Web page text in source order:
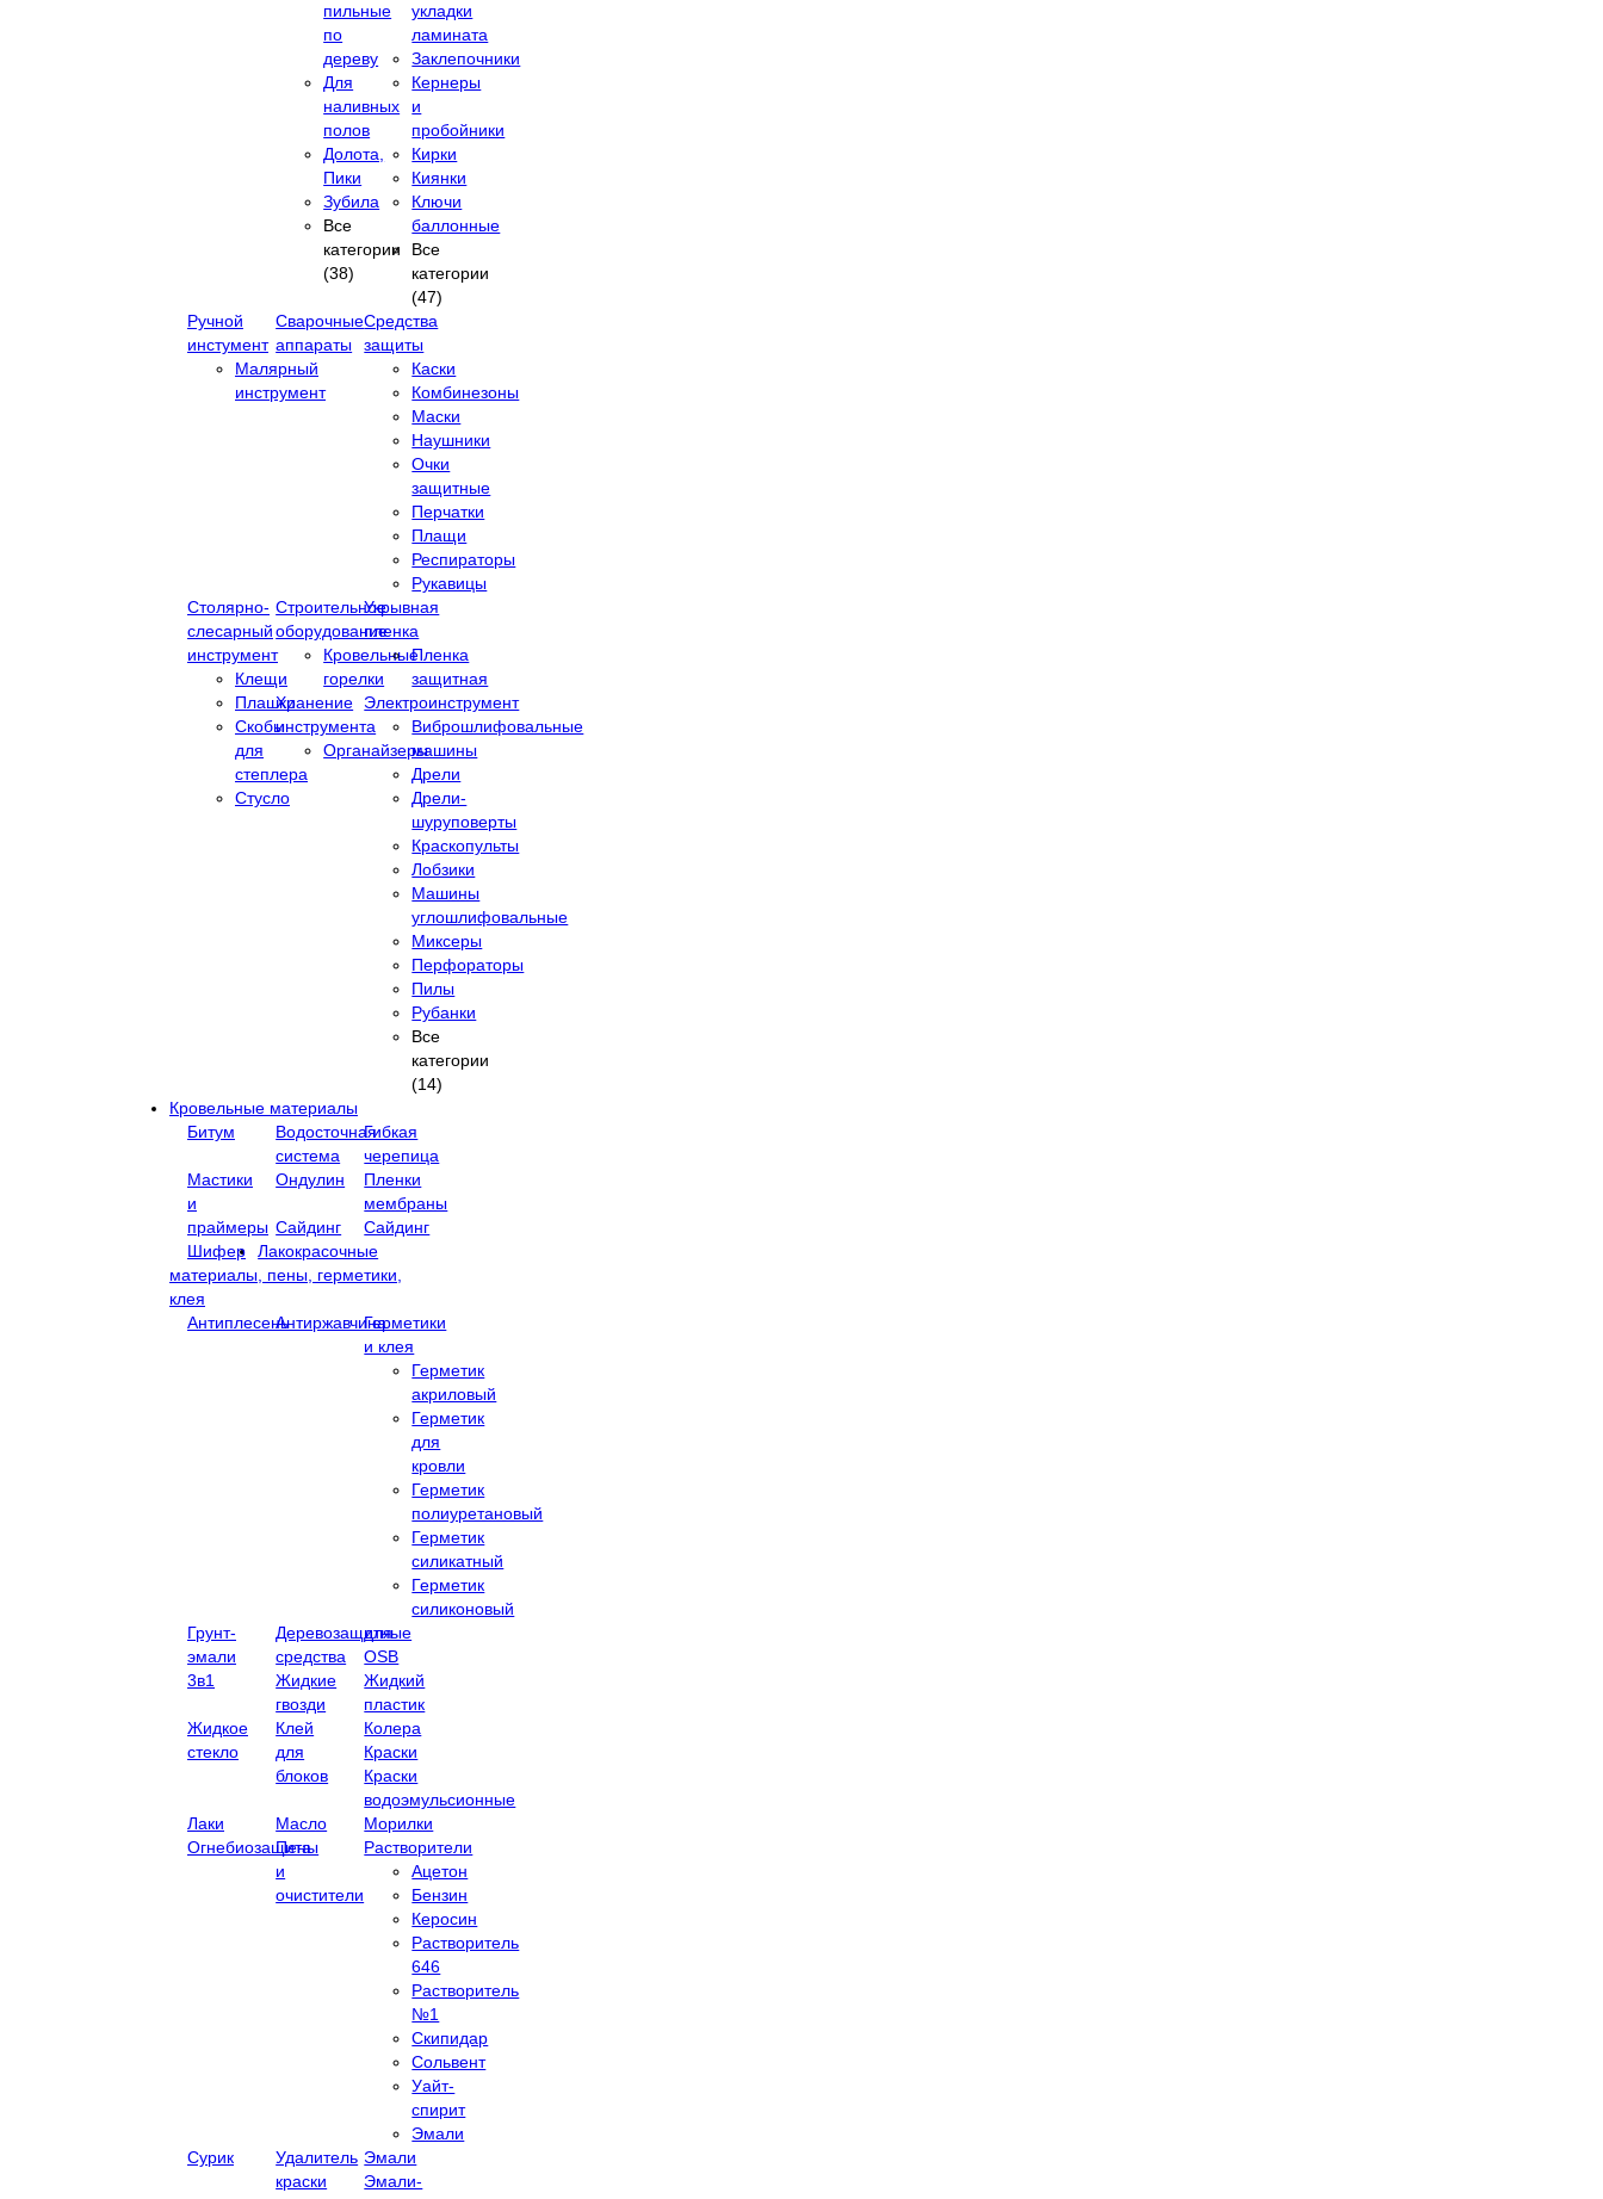
пильные
по
дереву
Для
наливных
полов
Долота,
Пики
Зубила
Все
категории
(38)
укладки
ламината
Заклепочники
Кернеры
и
пробойники
Кирки
Киянки
Ключи
баллонные
Все
категории
(47)
Ручной
инстумент
Малярный
инструмент
Сварочные
аппараты
Средства
защиты
Каски
Комбинезоны
Маски
Наушники
Очки
защитные
Перчатки
Плащи
Респираторы
Рукавицы
Столярно-
слесарный
инструмент
Клещи
Плашки
Скобы
для
степлера
Стусло
Строительное
оборудование
Кровельные
горелки
Укрывная
пленка
Пленка
защитная
Хранение
инструмента
Органайзеры
Электроинструмент
Виброшлифовальные
машины
Дрели
Дрели-
шуруповерты
Краскопульты
Лобзики
Машины
углошлифовальные
Миксеры
Перфораторы
Пилы
Рубанки
Все
категории
(14)
Кровельные материалы
Битум
Водосточная
система
Гибкая
черепица
Мастики
и
праймеры
Ондулин
Пленки
мембраны
Сайдинг
Сайдинг
Шифер
Лакокрасочные
материалы, пены, герметики,
клея
АнтиплесеньАнтиржавчинаГерметики
и клея
Герметик
акриловый
Герметик
для
кровли
Герметик
полиуретановый
Герметик
силикатный
Герметик
силиконовый
Грунт-
эмали
3в1
Деревозащитные
средства
для
OSB
Жидкие
гвозди
Жидкий
пластик
Жидкое
стекло
Клей
для
блоков
Колера
Краски
Краски
водоэмульсионные
Лаки
Масло
Морилки
Огнебиозащита
Пены
и
очистители
Растворители
Ацетон
Бензин
Керосин
Растворитель
646
Растворитель
№1
Скипидар
Сольвент
Уайт-
спирит
Эмали
Сурик
Удалитель
краски
Эмали
Эмали-